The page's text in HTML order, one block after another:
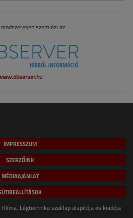
szemlézi az
IMPRESSZUM
SZERZŐINK
MÉDIAAJÁNLAT
Klíma, Légtechnika szaklap alapítója és kiadója